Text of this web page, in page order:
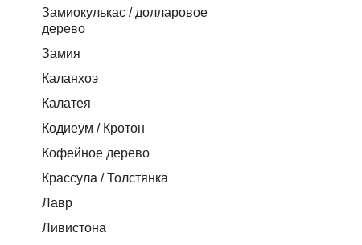
Замиокулькас / долларовое
дерево
Замия
Каланхоэ
Калатея
Кодиеум / Кротон
Кофейное дерево
Крассула / Толстянка
Лавр
Ливистона